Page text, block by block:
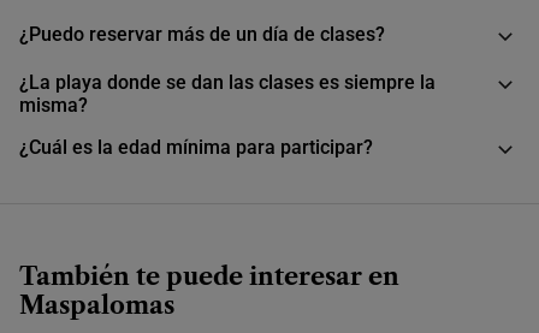
¿Puedo reservar más de un día de clases?
¿La playa donde se dan las clases es siempre la
misma?
¿Cuál es la edad mínima para participar?
También te puede interesar en
Maspalomas